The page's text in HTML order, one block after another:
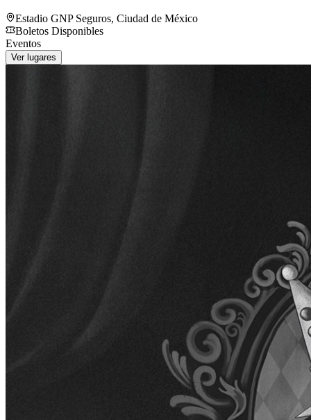
Estadio GNP Seguros, Ciudad de México
Boletos Disponibles
Eventos
Ver lugares